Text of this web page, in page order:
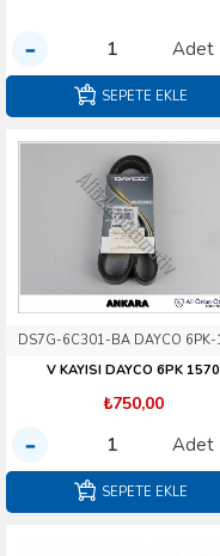
Adet
SEPETE EKLE
DS7G-6C301-BA DAYCO
V KAYISI DAYCO 6PK 1570
₺750,00
Adet
SEPETE EKLE